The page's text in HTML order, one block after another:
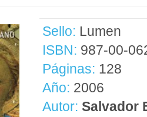
Sello: Lumen
ISBN: 987-00-
Páginas: 128
Año: 2006
Autor: Salvador